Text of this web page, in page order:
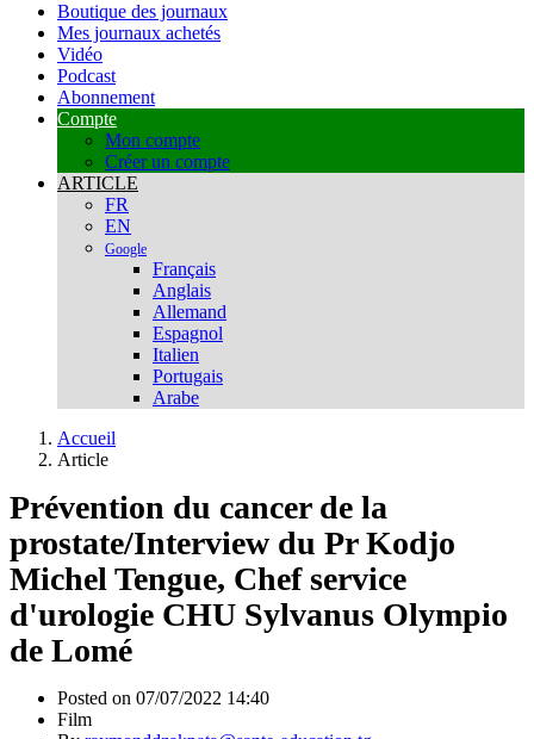
Boutique des journaux
Mes journaux achetés
Vidéo
Podcast
Abonnement
Compte
Mon compte
Créer un compte
ARTICLE
FR
EN
Google
Français
Anglais
Allemand
Espagnol
Italien
Portugais
Arabe
Accueil
Article
Prévention du cancer de la
prostate/Interview du Pr Kodjo
Michel Tengue, Chef service
d'urologie CHU Sylvanus Olympio
de Lomé
Posted on 07/07/2022 14:40
Film